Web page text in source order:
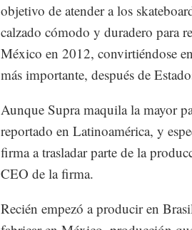
objetivo de atender a los
calzado cómodo y duradero para
México en 2012, convirtiéndose
más importante, después de
Aunque Supra maquila la mayor
reportado en Latinoamérica, y
firma a trasladar parte de la
CEO de la firma.
Recién empezó a producir en